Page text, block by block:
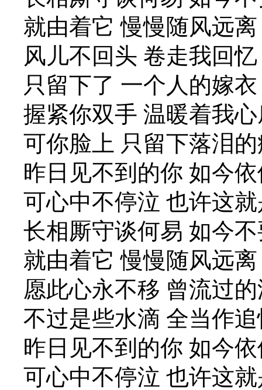
就由着它 慢慢随风远离
风儿不回头 卷走我回忆
只留下了 一个人的嫁衣
握紧你双手 温暖着我
可你脸上 只留下落泪
昨日见不到的你 如今
可心中不停泣 也许这
长相厮守谈何易 如今
就由着它 慢慢随风远离
愿此心永不移 曾流过
不过是些水滴 全当作
昨日见不到的你 如今
可心中不停泣 也许这